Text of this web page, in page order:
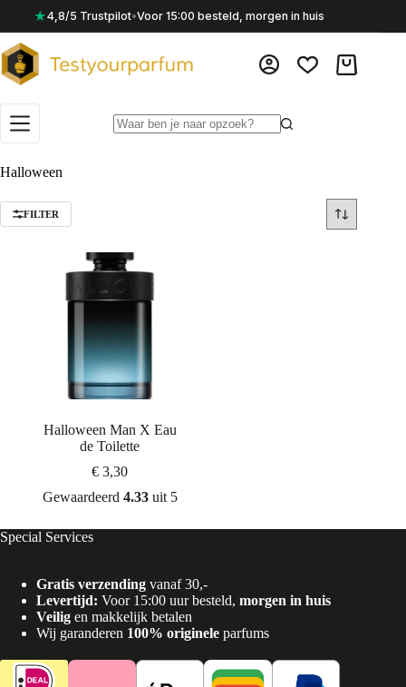
inhoud
★4,8/5 Trustpilot•Voor 15:00 besteld, morgen in huis
Halloween
FILTER
Halloween Man X Eau
de Toilette
€ 3,30
Gewaardeerd 4.33uit 5
Special Services
Gratis verzending vanaf 30,-
Levertijd: Voor 15:00 uur besteld, morgen in huis
Veilig en makkelijk betalen
Wij garanderen 100% originele parfums